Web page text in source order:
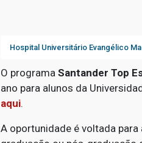
Hospital Universitário Evangélico
O programa Santander Top
ano para alunos da
aqui.
A oportunidade é voltada